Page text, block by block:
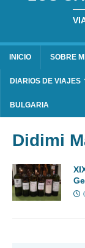
INICIO SOBRE MÍ
DIARIOS DE VIAJES
BULGARIA
Didimi